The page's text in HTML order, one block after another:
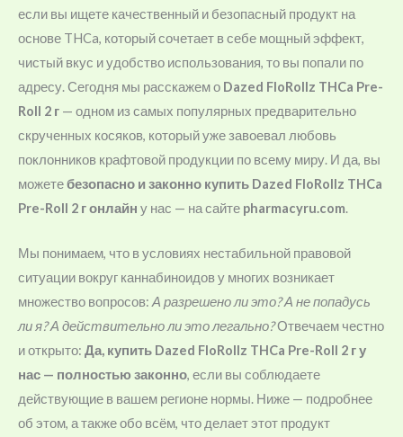
если вы ищете качественный и безопасный продукт на
основе THCa, который сочетает в себе мощный эффект,
чистый вкус и удобство использования, то вы попали по
адресу. Сегодня мы расскажем о Dazed FloRollz THCa Pre-
Roll 2 г — одном из самых популярных предварительно
скрученных косяков, который уже завоевал любовь
поклонников крафтовой продукции по всему миру. И да, вы
можетебезопасно и законно купить Dazed FloRollz THCa
Pre-Roll 2 г онлайн у нас — на сайте pharmacyru.com.
Мы понимаем, что в условиях нестабильной правовой
ситуации вокруг каннабиноидов у многих возникает
множество вопросов: А разрешено ли это? А не попадусь
ли я? А действительно ли это легально?Отвечаем честно
и открыто: Да, купить Dazed FloRollz THCa Pre-Roll 2 г у
нас — полностью законно, если вы соблюдаете
действующие в вашем регионе нормы. Ниже — подробнее
об этом, а также обо всём, что делает этот продукт